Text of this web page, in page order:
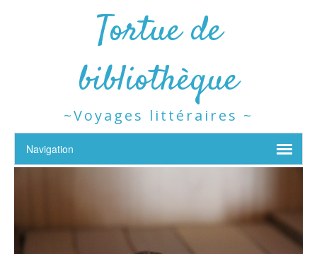
Tortue de
bibliothèque
~Voyages littéraires ~